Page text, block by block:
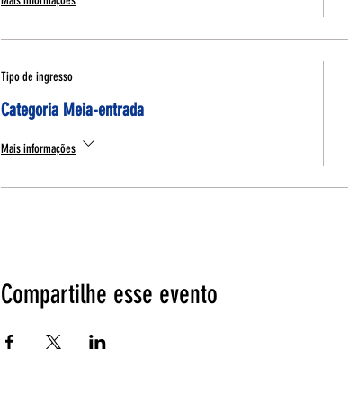
Tipo de ingresso
Categoria Meia-entrada
Mais informações
Compartilhe esse evento